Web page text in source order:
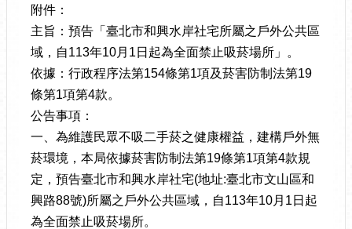
附件：
主旨：預告「臺北市和興水岸社宅所屬之戶外公共區
域，自113年10月1日起為全面禁止吸菸場所」。
依據：行政程序法第154條第1項及菸害防制法第19
條第1項第4款。
公告事項：
一、為維護民眾不吸二手菸之健康權益，建構戶外無
菸環境，本局依據菸害防制法第19條第1項第4款規
定，預告臺北市和興水岸社宅(地址:臺北市文山區和
興路88號)所屬之戶外公共區域，自113年10月1日起
為全面禁止吸菸場所。